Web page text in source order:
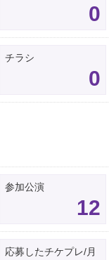
0
チラシ
0
参加公演
12
応募したチケプレ/月